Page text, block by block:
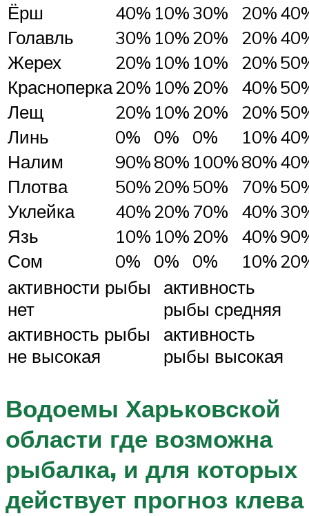
Ёрш
40% 10%30% 20%
Голавль
30% 10%20% 20%
Жерех
20% 10% 10% 20%
Красноперка20% 10%20% 40%
Лещ
20% 10%20% 20%
Линь
0% 0% 0% 10%
Налим
90%80% 100%80%
Плотва
50%20%50% 70%
Уклейка
40%20% 70% 40%
Язь
10% 10%20% 40%
Сом
0% 0% 0% 10%
активности рыбы
нет
активность
рыбы средняя
активность рыбы
не высокая
активность
рыбы высокая
Водоемы Харьковской
области где возможна
рыбалка, и для которых
действует прогноз клева